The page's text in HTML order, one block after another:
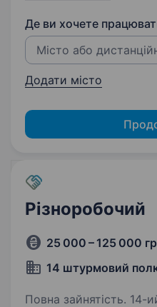
Де ви хочете
Додати місто
Різноробочий
25 000 – 125 000
14 штурмовий
Повна зайнятість. 14-ий штурмовий полк